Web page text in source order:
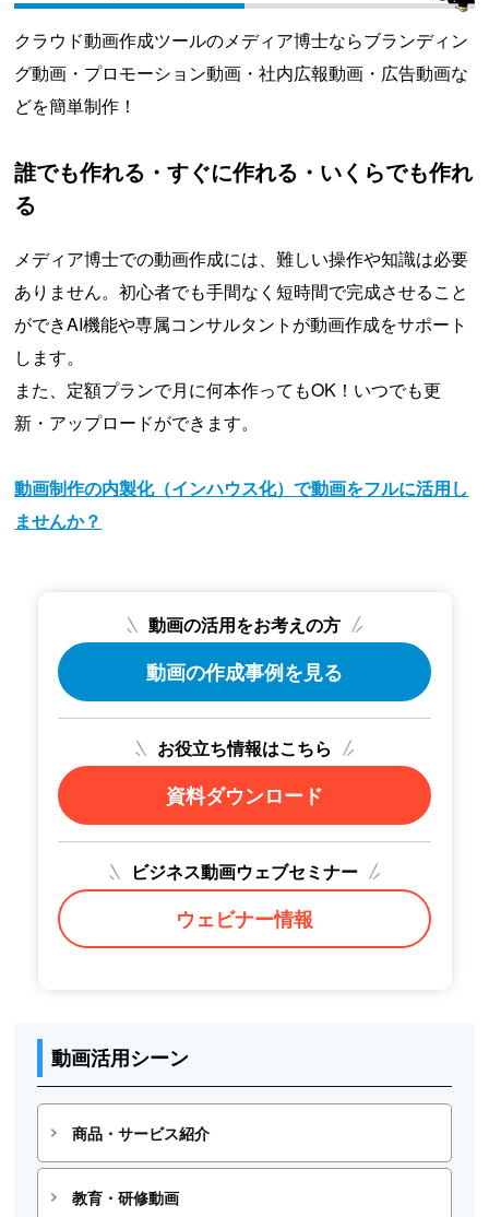
クラウド動画作成ツールのメディア博士ならブランディン
グ動画・プロモーション動画・社内広報動画・広告動画な
どを簡単制作！
誰でも作れる・すぐに作れる・いくらでも作れ
る
メディア博士での動画作成には、難しい操作や知識は必要
ありません。初心者でも手間なく短時間で完成させること
ができAI機能や専属コンサルタントが動画作成をサポート
します。
また、定額プランで月に何本作ってもOK！いつでも更
新・アップロードができます。
動画制作の内製化（インハウス化）で動画をフルに活用し
ませんか？
動画の活用をお考えの方
動画の作成事例を見る
お役立ち情報はこちら
資料ダウンロード
ビジネス動画ウェブセミナー
ウェビナー情報
動画活用シーン
商品・サービス紹介
教育・研修動画